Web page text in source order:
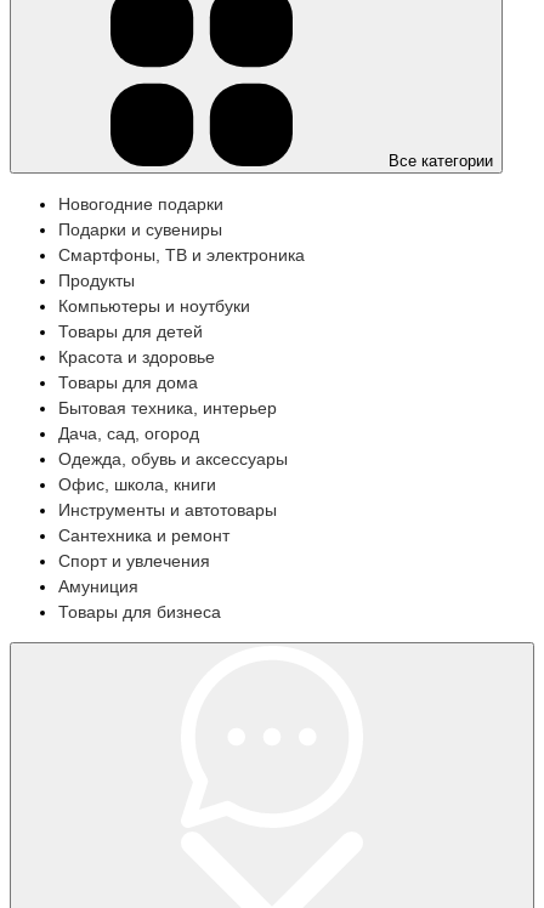
Все категории
Новогодние подарки
Подарки и сувениры
Смартфоны, ТВ и электроника
Продукты
Компьютеры и ноутбуки
Товары для детей
Красота и здоровье
Товары для дома
Бытовая техника, интерьер
Дача, сад, огород
Одежда, обувь и аксессуары
Офис, школа, книги
Инструменты и автотовары
Сантехника и ремонт
Спорт и увлечения
Амуниция
Товары для бизнеса